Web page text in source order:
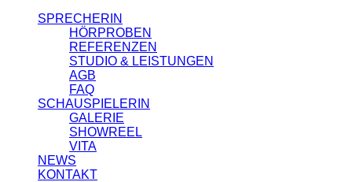
SPRECHERIN
HÖRPROBEN
REFERENZEN
STUDIO & LEISTUNGEN
AGB
FAQ
SCHAUSPIELERIN
GALERIE
SHOWREEL
VITA
NEWS
KONTAKT